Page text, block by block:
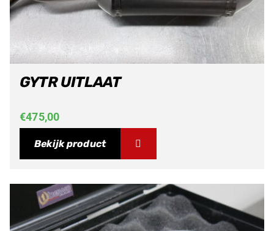
GYTR UITLAAT
€475,00
Bekijk product